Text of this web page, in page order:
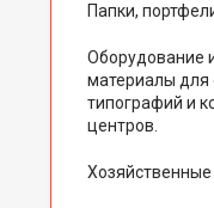
Папки,
Оборудование
материалы для
типографий и
центров.